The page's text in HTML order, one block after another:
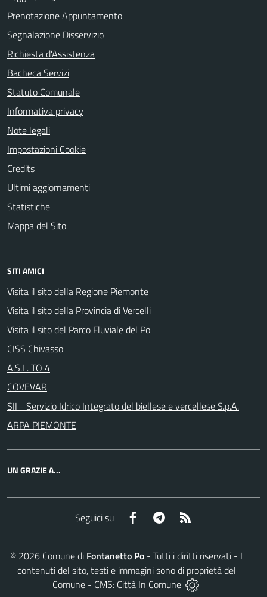
Prenotazione Appuntamento
Segnalazione Disservizio
Richiesta d'Assistenza
Bacheca Servizi
Statuto Comunale
Informativa privacy
Note legali
Impostazioni Cookie
Credits
Ultimi aggiornamenti
Statistiche
Mappa del Sito
SITI AMICI
Visita il sito della Regione Piemonte
Visita il sito della Provincia di Vercelli
Visita il sito del Parco Fluviale del Po
CISS Chivasso
A.S.L. TO 4
COVEVAR
SII - Servizio Idrico Integrato del biellese e vercellese S.p.A.
ARPA PIEMONTE
UN GRAZIE A...
Seguici su Facebook Telegram
© 2026 Comune di Fontanetto Po - Tutti i diritti riservati - I
contenuti del sito, testi e immagini sono di proprietà del
Comune - CMS: Città In Comune